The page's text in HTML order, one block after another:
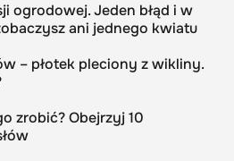
ogrodowej. Jeden błąd i w
ani jednego kwiatu
– płotek pleciony z wikliny.
zrobić? Obejrzyj 10